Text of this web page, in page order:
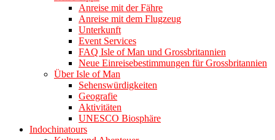
Anreise mit der Fähre
Anreise mit dem Flugzeug
Unterkunft
Event Services
FAQ Isle of Man und Grossbritannien
Neue Einreisebestimmungen für Grossbritannien
Über Isle of Man
Sehenswürdigkeiten
Geografie
Aktivitäten
UNESCO Biosphäre
Indochinatours